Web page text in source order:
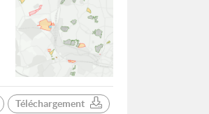
Téléchargement